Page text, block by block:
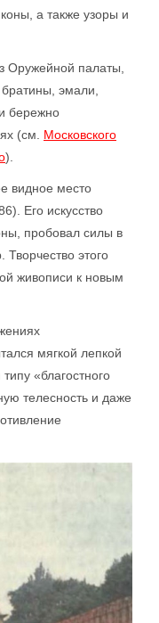
а также узоры и
Оружейной палаты,
эмали,
бережно
(см. Московского
).
видное место
Его искусство
пробовал силы в
Творчество этого
живописи к новым
мягкой лепкой
«благостного
телесность и даже